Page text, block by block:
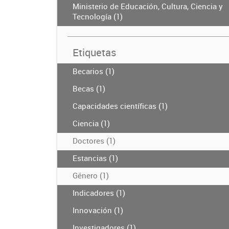
Ministerio de Educación, Cultura, Ciencia y
Tecnología (1)
Etiquetas
Becarios (1)
Becas (1)
Capacidades científicas (1)
Ciencia (1)
Doctores (1)
Estancias (1)
Género (1)
Indicadores (1)
Innovación (1)